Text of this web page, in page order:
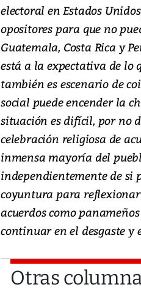
electoral en Estados
opositores para que no
Guatemala, Costa Rica y
está a la expectativa de lo
también es escenario de
social puede encender la
situación es difícil, por no
celebración religiosa de
inmensa mayoría del
independientemente de si
coyuntura para
acuerdos como
continuar en el desgaste y
Otras